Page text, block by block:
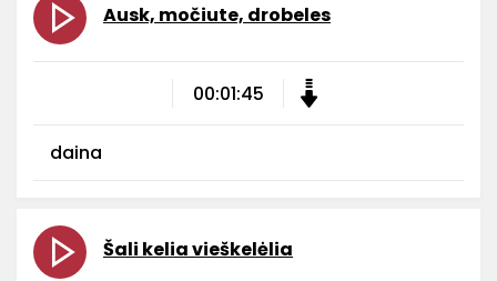
Ausk, močiute, drobeles
00:01:45
daina
Šali kelia vieškelėlia